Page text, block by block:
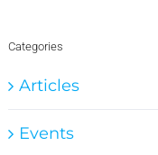
Categories
Articles
Events